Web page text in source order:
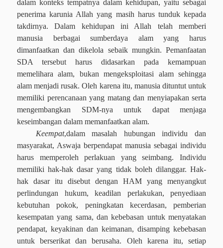
dalam konteks tempatnya dalam kehidupan, yaitu sebagai
penerima karunia Allah yang masih harus tunduk kepada
takdirnya. Dalam kehidupan ini Allah telah memberi
manusia berbagai sumberdaya alam yang harus
dimanfaatkan dan dikelola sebaik mungkin. Pemanfaatan
SDA tersebut harus didasarkan pada kemampuan
memelihara alam, bukan mengeksploitasi alam sehingga
alam menjadi rusak. Oleh karena itu, manusia dituntut untuk
memiliki perencanaan yang matang dan menyiapakan serta
mengembangkan SDM-nya untuk dapat menjaga
keseimbangan dalam memanfaatkan alam.
Keempat,dalam masalah hubungan individu dan
masyarakat, Aswaja berpendapat manusia sebagai individu
harus memperoleh perlakuan yang seimbang. Individu
memiliki hak-hak dasar yang tidak boleh dilanggar. Hak-
hak dasar itu disebut dengan HAM yang menyangkut
perlindungan hukum, keadilan perlakukan, penyediaan
kebutuhan pokok, peningkatan kecerdasan, pemberian
kesempatan yang sama, dan kebebasan untuk menyatakan
pendapat, keyakinan dan keimanan, disamping kebebasan
untuk berserikat dan berusaha. Oleh karena itu, setiap